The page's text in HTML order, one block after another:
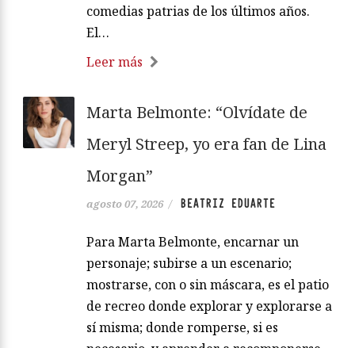
comedias patrias de los últimos años.
El…
Leer más
Marta Belmonte: “Olvídate de
Meryl Streep, yo era fan de Lina
Morgan”
agosto 07, 2026 / BEATRIZ EDUARTE
Para Marta Belmonte, encarnar un
personaje; subirse a un escenario;
mostrarse, con o sin máscara, es el patio
de recreo donde explorar y explorarse a
sí misma; donde romperse, si es